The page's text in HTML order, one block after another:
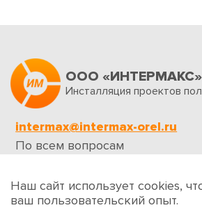
ООО «ИНТЕРМАКС»
Инсталляция проектов
intermax@intermax-orel.ru
По всем вопросам
Обратная связь
Наш сайт использует cookies,
ваш пользовательский опыт.